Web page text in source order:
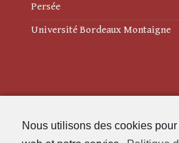
Nous utilisons des cookies
Persée
Université Bordeaux Montaigne
Politique de cookies (UE)